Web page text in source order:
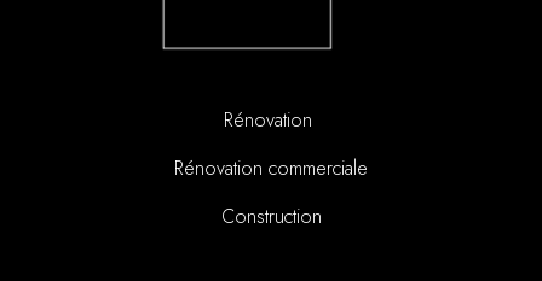
Rénovation
Rénovation commerciale
Construction